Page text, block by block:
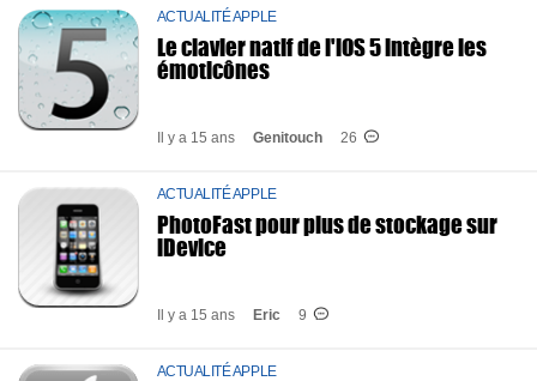
ACTUALITÉ APPLE
Le clavier natif de l'iOS 5 intègre les
émoticônes
Il y a 15 ans Genitouch 26
ACTUALITÉ APPLE
PhotoFast pour plus de stockage sur
iDevice
Il y a 15 ans Eric 9
ACTUALITÉ APPLE